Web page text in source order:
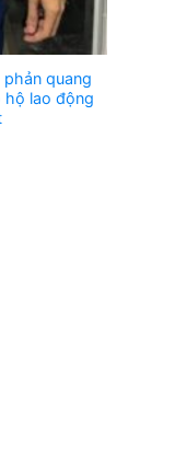
quang
hộ lao động